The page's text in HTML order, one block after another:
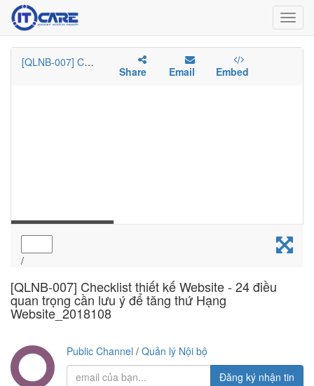
[QLNB-007] Checklist thiết kế Website - 24 điều
quan trọng cần lưu ý để tăng thứ Hạng
Website_2018108
Public Channel / Quản lý Nội bộ
Đăng ký nhận tin